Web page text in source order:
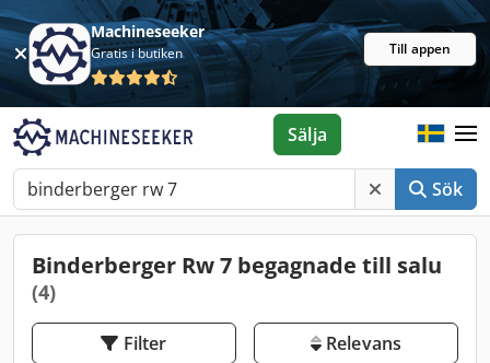
Machineseeker
Gratis i butiken Till appen
Sök
Sälja
Binderberger Rw 7 begagnade till salu
(4)
Filter Relevans